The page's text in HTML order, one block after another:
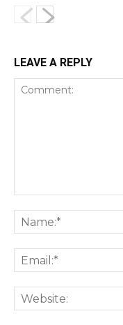
LEAVE A REPLY